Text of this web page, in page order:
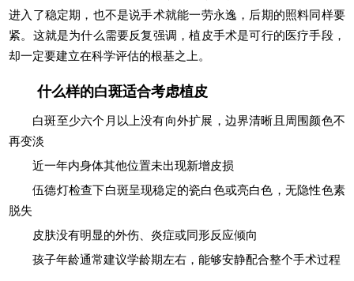
进入了稳定期，也不是说手术就能一劳永逸，后期的照料同样要
紧。这就是为什么需要反复强调，植皮手术是可行的医疗手段，
却一定要建立在科学评估的根基之上。
什么样的白斑适合考虑植皮
白斑至少六个月以上没有向外扩展，边界清晰且周围颜色不
再变淡
近一年内身体其他位置未出现新增皮损
伍德灯检查下白斑呈现稳定的瓷白色或亮白色，无隐性色素
脱失
皮肤没有明显的外伤、炎症或同形反应倾向
孩子年龄通常建议学龄期左右，能够安静配合整个手术过程